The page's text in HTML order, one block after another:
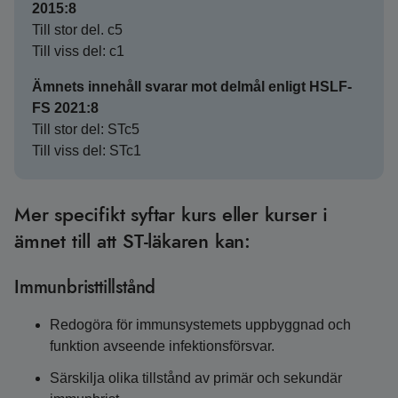
2015:8
Till stor del. c5
Till viss del: c1
Ämnets innehåll svarar mot delmål enligt HSLF-
FS 2021:8
Till stor del: STc5
Till viss del: STc1
Mer specifikt syftar kurs eller kurser i
ämnet till att ST-läkaren kan:
Immunbristtillstånd
Redogöra för immunsystemets uppbyggnad och
funktion avseende infektionsförsvar.
Särskilja olika tillstånd av primär och sekundär